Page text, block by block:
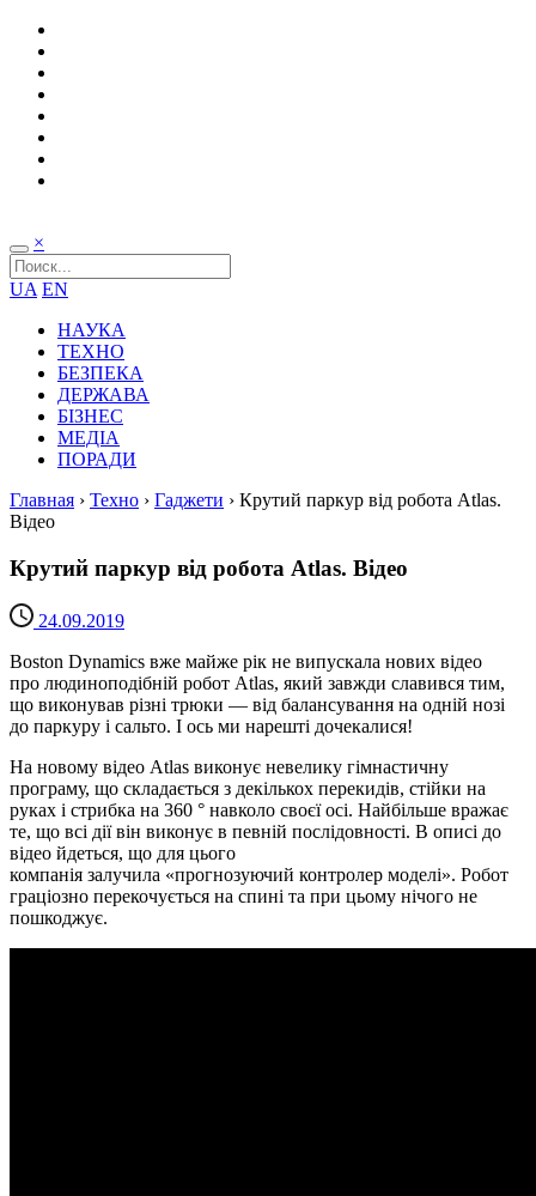
×
UA EN
НАУКА
ТЕХНО
БЕЗПЕКА
ДЕРЖАВА
БІЗНЕС
МЕДІА
ПОРАДИ
Главная › Техно › Гаджети › Крутий паркур від робота Atlas.
Відео
Крутий паркур від робота Atlas. Відео
24.09.2019
Boston Dynamics вже майже рік не випускала нових відео
про людиноподібній робот Atlas, який завжди славився тим,
що виконував різні трюки — від балансування на одній нозі
до паркуру і сальто. І ось ми нарешті дочекалися!
На новому відео Atlas виконує невелику гімнастичну
програму, що складається з декількох перекидів, стійки на
руках і стрибка на 360 ° навколо своєї осі. Найбільше вражає
те, що всі дії він виконує в певній послідовності. В описі до
відео йдеться, що для цього
компанія залучила «прогнозуючий контролер моделі». Робот
граціозно перекочується на спині та при цьому нічого не
пошкоджує.